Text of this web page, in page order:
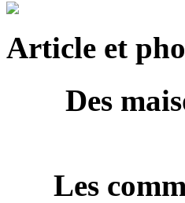
Article et
Des
Les